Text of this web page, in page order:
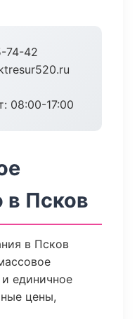
74-42
08:00-17:00
в Псков
в Псков
единичное
цены,